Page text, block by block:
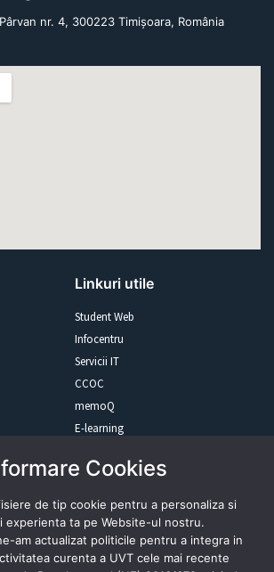
nr. 4, 300223 Timișoara, România
Linkuri utile
Student Web
Infocentru
Servicii IT
CCOC
memoQ
E-learning
Cookies
de tip cookie pentru a personaliza si
experienta ta pe Website-ul nostru.
am actualizat politicile pentru a integra in
curenta a UVT cele mai recente